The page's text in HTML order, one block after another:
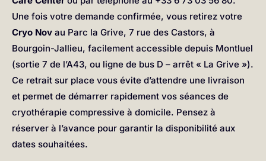
Une fois votre demande confirmée, vous retirez votre
Cryo Nov au Parc la Grive, 7 rue des Castors, à
Bourgoin-Jallieu, facilement accessible depuis Montluel
(sortie 7 de l’A43, ou ligne de bus D – arrêt « La Grive »).
Ce retrait sur place vous évite d’attendre une livraison
et permet de démarrer rapidement vos séances de
cryothérapie compressive à domicile. Pensez à
réserver à l’avance pour garantir la disponibilité aux
dates souhaitées.